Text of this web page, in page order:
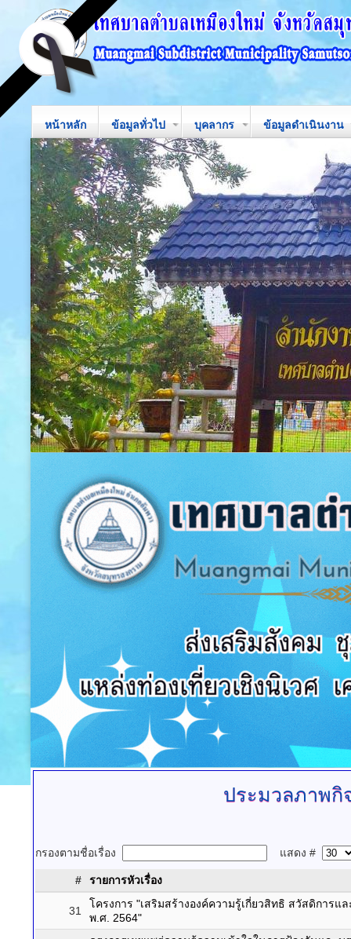
หน้าหลัก ข้อมูลทั่วไป บุคลากร ข้อมูลดำเนินงาน
ประมวลภาพกิ
กรองตามชื่อเรื่อง แสดง #
# รายการหัวเรื่อง
31
โครงการ "เสริมสร้างองค์ความรู้เกี่ยวสิทธิ สวัสดิการ
พ.ศ. 2564"